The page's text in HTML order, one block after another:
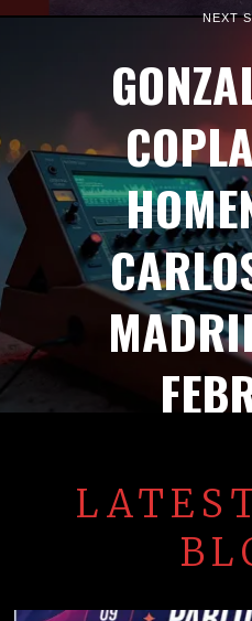
NEXT